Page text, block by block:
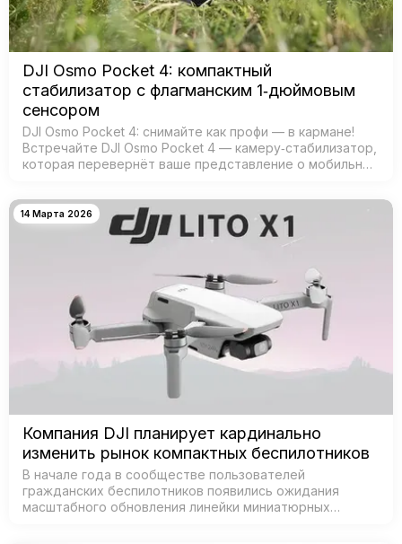
DJI Osmo Pocket 4: компактный
стабилизатор с флагманским 1‑дюймовым
сенсором
DJI Osmo Pocket 4: снимайте как профи — в кармане!
Встречайте DJI Osmo Pocket 4 — камеру‑стабилизатор,
которая перевернёт ваше представление о мобильной
теперь проф…
14 Марта 2026
Компания DJI планирует кардинально
изменить рынок компактных беспилотников
В начале года в сообществе пользователей
гражданских беспилотников появились ожидания
масштабного обновления линейки миниатюрных